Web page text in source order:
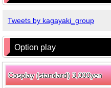
Tweets by kagayaki_group
Option play
Cosplay (standard) 3,000yen